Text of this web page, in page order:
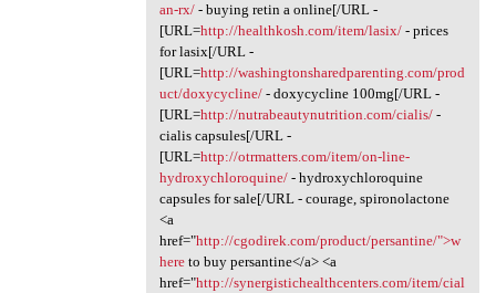
an-rx/- buying retin a online[/URL -
[URL=http://healthkosh.com/item/lasix/- prices
for lasix[/URL -
[URL=http://washingtonsharedparenting.com/prod
uct/doxycycline/- doxycycline 100mg[/URL -
[URL=http://nutrabeautynutrition.com/cialis/-
cialis capsules[/URL -
[URL=http://otrmatters.com/item/on-line-
hydroxychloroquine/- hydroxychloroquine
capsules for sale[/URL - courage, spironolactone
<a
href="http://cgodirek.com/product/persantine/">w
hereto buy persantine</a> <a
href="http://synergistichealthcenters.com/item/cial